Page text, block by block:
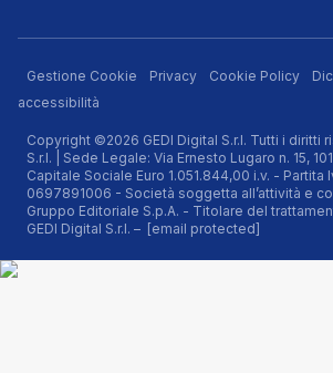
Gestione Cookie Privacy Cookie Policy
accessibilità
Copyright ©2026 GEDI Digital S.r.l. Tutti i diritti
S.r.l. | Sede Legale: Via Ernesto Lugaro n. 15,
Capitale Sociale Euro 1.051.844,00 i.v. - Partita
0697891006 - Società soggetta all’attività e
Gruppo Editoriale S.p.A. - Titolare del
GEDI Digital S.r.l. – [email protected]